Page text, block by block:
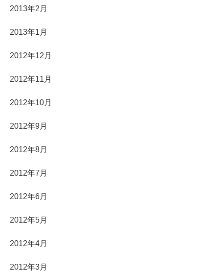
2013年2月
2013年1月
2012年12月
2012年11月
2012年10月
2012年9月
2012年8月
2012年7月
2012年6月
2012年5月
2012年4月
2012年3月